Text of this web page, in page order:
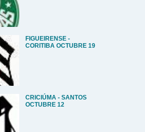
FIGUEIRENSE -
CORITIBA OCTUBRE 19
CRICIÚMA - SANTOS
OCTUBRE 12